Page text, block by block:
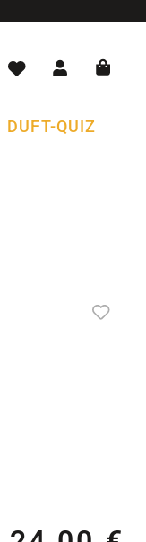
DUFT-QUIZ